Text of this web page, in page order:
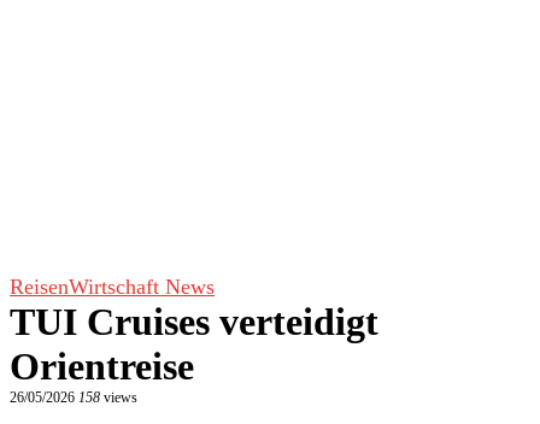
ReisenWirtschaft News
TUI Cruises verteidigt
Orientreise
26/05/2026 158 views